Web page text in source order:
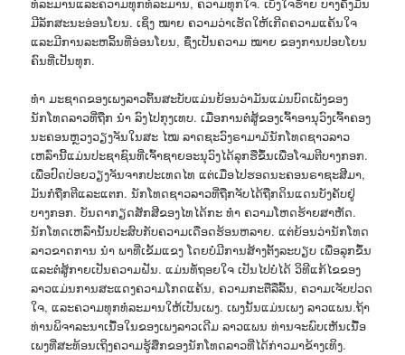
ມີລັກສະນະອ່ອນໂຍນ. ເຊິ່ງ ໝາຍ ຄວາມວ່າເຮັດໃຫ້ເກີດຄວາມແຄ້ນໃຈ
ແລະມີການລະຫລິ້ນທີ່ອ່ອນໂຍນ, ຊຶ່ງເປັນຄວາມ ໝາຍ ຂອງການປອບໂຍນ
ຄົນທີ່ເປັນທຸກ.
ທຳ ມະຊາດຂອງເພງລາວຕົ້ນສະບັບແມ່ນຍ້ອນວ່າມັນແມ່ນບົດເພັງຂອງ
ນັກໂທດລາວທີ່ຖືກ ນຳ ລົງໄປກຸງເທບ. ເມື່ອການຕໍ່ສູ້ຂອງເຈົ້າອານຸວົງເຈົ້າຄອງ
ນະຄອນຫຼວງວຽງຈັນໃນສະ ໄໝ ລາດຊະວົງຣາມາ໓ນັກໂທດຊາວລາວ
ເຫລົ່ານີ້ແມ່ນປະຊາຊົນທີ່ເຈົ້າຊາຍອະນຸວົງໄດ້ລຸກຮືຂຶ້ນເພື່ອໂຈມຕີບາງກອກ.
ເພື່ອປົດປ່ອຍວຽງຈັນຈາກປະເທດໄທ ແຕ່ເມື່ອໄປຮອດນະຄອນຣາຊະສີມາ,
ມັນກໍ່ຖືກຕີແລະແຕກ. ນັກໂທດຊາວລາວທີ່ຖືກຈັບໄດ້ຖືກດິນແດນບັງຄັບຢູ່
ບາງກອກ. ບັນດາກຽດສັກສີຂອງໄທໄດ້ກະ ທຳ ຄວາມໂຫດຮ້າຍສາຫັດ.
ນັກໂທດເຫລົ່ານັ້ນປະສົບກັບຄວາມເດືອດຮ້ອນຫລາຍ. ແຕ່ຍ້ອນວ່ານັກໂທດ
ລາວຂາດການ ນຳ ພາທີ່ເຂັ້ມແຂງ ໂດຍບໍ່ມີການສ້າງຕັ້ງລະບຽບ ເພື່ອລຸກຂຶ້ນ
ແລະຕໍ່ສູ້ກາຍເປັນຄວາມຝັນ. ແມ່ນທໍ້ຖອຍໃຈ ເປັນໄປບໍ່ໄດ້ ວິທີແກ້ໄຂຂອງ
ລາວແມ່ນການສະແດງຄວາມໂກດແຄ້ນ, ຄວາມກະຕືລືລົ້ນ, ຄວາມເຈັບປວດ
ໃຈ, ແລະຄວາມທຸກທໍລະມານໃຫ້ເປັນເພງ. ເພງນັ້ນແມ່ນເພງ ລາວແພນ.ຖ້າ
ທ່ານພິຈາລະນາເນື້ອໃນຂອງເພງລາວເດີມ ລາວແພນ ທ່ານຈະພົບເຫັນເນື້ອ
ເພງທີ່ສະທ້ອນເຖິງຄວາມຮູ້ສຶກຂອງນັກໂທດລາວທີ່ໄດ້ກ່າວມາຂ້າງເທິງ.